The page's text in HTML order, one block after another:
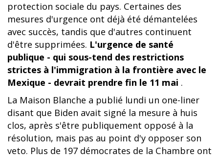
protection sociale du pays. Certaines des
mesures d'urgence ont déjà été démantelées
avec succès, tandis que d'autres continuent
d'être supprimées. L'urgence de santé
publique - qui sous-tend des restrictions
strictes à l'immigration à la frontière avec le
Mexique - devrait prendre fin le 11 mai .
La Maison Blanche a publié lundi un one-liner
disant que Biden avait signé la mesure à huis
clos, après s'être publiquement opposé à la
résolution, mais pas au point d'y opposer son
veto. Plus de 197 démocrates de la Chambre ont